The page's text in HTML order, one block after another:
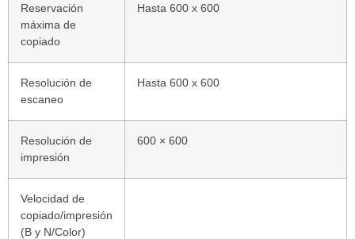
Reservación
máxima de
copiado
Hasta 600 x 600
Resolución de
escaneo
Hasta 600 x 600
Resolución de
impresión
600 × 600
Velocidad de
copiado/impresión
(B y N/Color)